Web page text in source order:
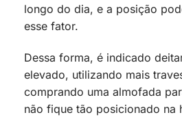
longo do dia, e a posição
esse fator.
Dessa forma, é indicado
elevado, utilizando mais
comprando uma almofada
não fique tão posicionado na